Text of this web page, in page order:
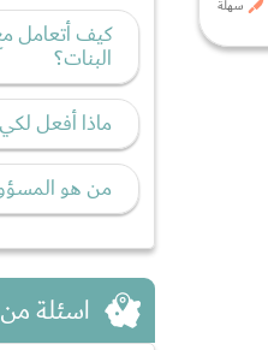
سهلة
كيف أتعامل
البنات؟
ماذا أفعل
من هو
اسئلة